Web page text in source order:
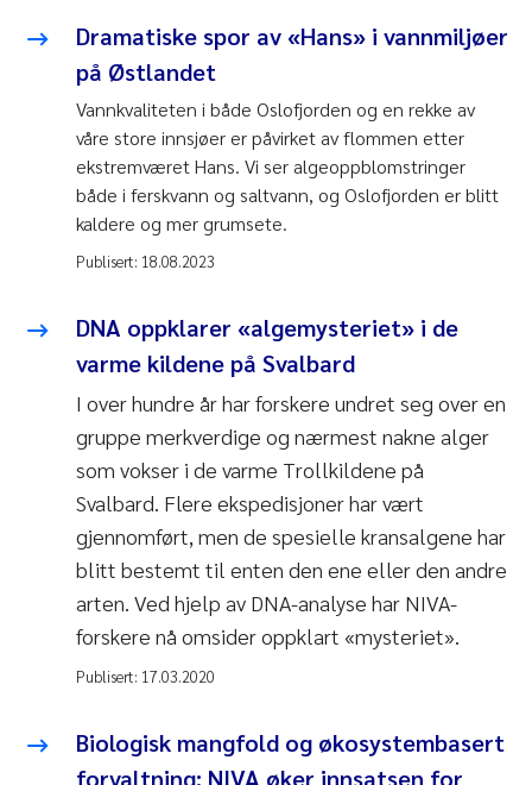
Dramatiske spor av «Hans» i vannmiljøer
på Østlandet
Vannkvaliteten i både Oslofjorden og en rekke av
våre store innsjøer er påvirket av flommen etter
ekstremværet Hans. Vi ser algeoppblomstringer
både i ferskvann og saltvann, og Oslofjorden er blitt
kaldere og mer grumsete.
Publisert: 18.08.2023
DNA oppklarer «algemysteriet» i de
varme kildene på Svalbard
I over hundre år har forskere undret seg over en
gruppe merkverdige og nærmest nakne alger
som vokser i de varme Trollkildene på
Svalbard. Flere ekspedisjoner har vært
gjennomført, men de spesielle kransalgene har
blitt bestemt til enten den ene eller den andre
arten. Ved hjelp av DNA-analyse har NIVA-
forskere nå omsider oppklart «mysteriet».
Publisert: 17.03.2020
Biologisk mangfold og økosystembasert
forvaltning: NIVA øker innsatsen for